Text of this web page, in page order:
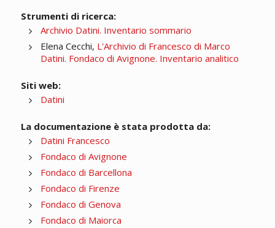
Strumenti di ricerca:
Archivio Datini. Inventario sommario
Elena Cecchi, L'Archivio di Francesco di Marco
Datini. Fondaco di Avignone. Inventario analitico
Siti web:
Datini
La documentazione è stata prodotta da:
Datini Francesco
Fondaco di Avignone
Fondaco di Barcellona
Fondaco di Firenze
Fondaco di Genova
Fondaco di Maiorca